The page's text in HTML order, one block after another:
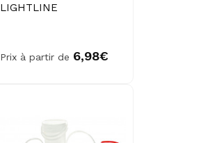
LIGHTLINE
Prix à partir de 6,98€